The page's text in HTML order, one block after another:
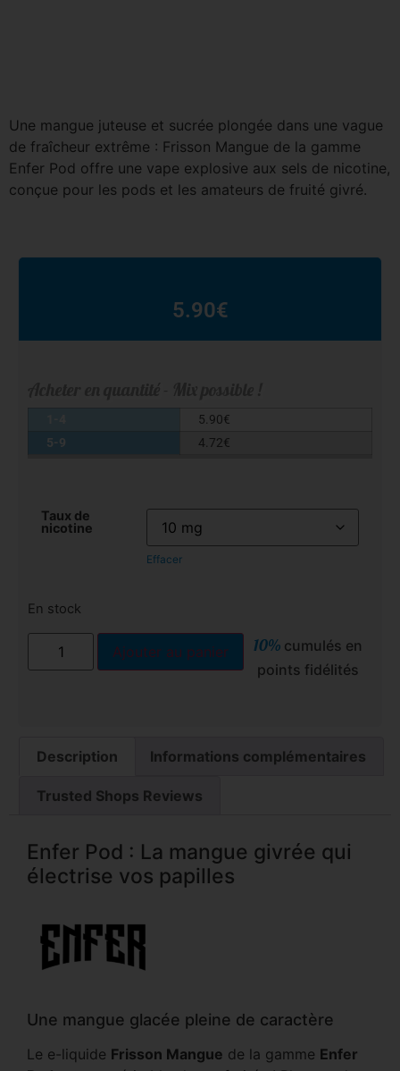
Une mangue juteuse et sucrée plongée dans une vague
de fraîcheur extrême : Frisson Mangue de la gamme
Enfer Pod offre une vape explosive aux sels de nicotine,
conçue pour les pods et les amateurs de fruité givré.
5.90€
5.90€
5-9
4.72€
Taux de
nicotine
Effacer
En stock
Ajouter au panier 10% cumulés en
points fidélités
Description Informations complémentaires
Trusted Shops Reviews
Enfer Pod : La mangue givrée qui
électrise vos papilles
Une mangue glacée pleine de caractère
Le e-liquide Frisson Mangue de la gamme Enfer